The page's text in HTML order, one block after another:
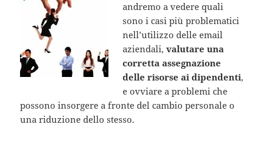
andremo a vedere quali
sono i casi più problematici
nell’utilizzo delle email
aziendali,valutare una
corretta assegnazione
delle risorse ai dipendenti,
e ovviare a problemi che
possono insorgere a fronte del cambio personale o
una riduzione dello stesso.